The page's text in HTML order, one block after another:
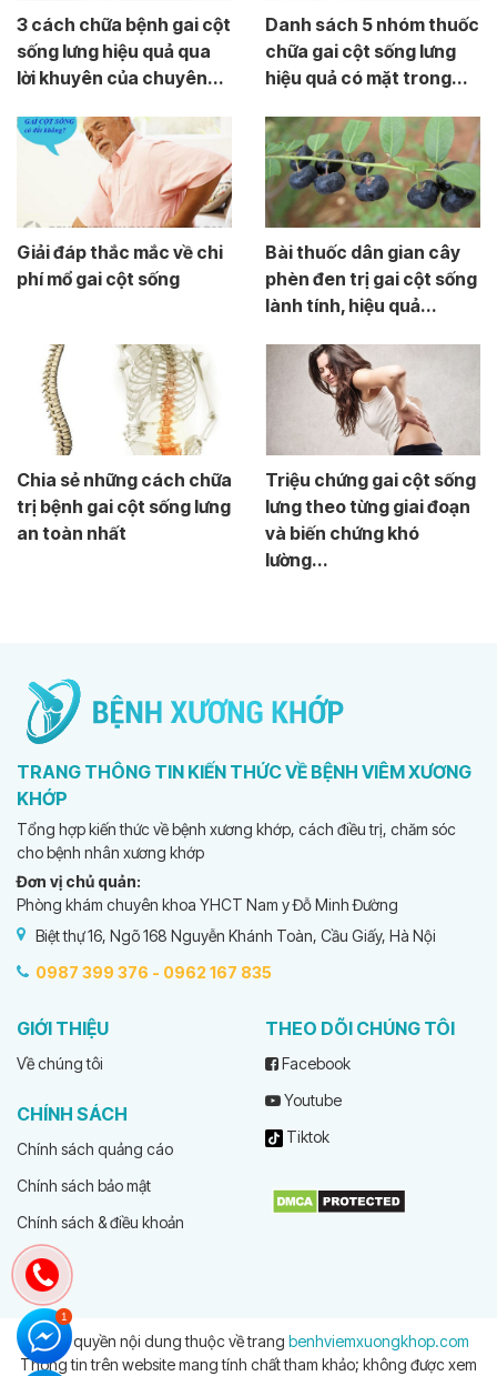
3 cách chữa bệnh gai cột
sống lưng hiệu quả qua
lời khuyên của chuyên...
Danh sách 5 nhóm thuốc
chữa gai cột sống lưng
hiệu quả có mặt trong...
Giải đáp thắc mắc về chi
phí mổ gai cột sống
Bài thuốc dân gian cây
phèn đen trị gai cột sống
lành tính, hiệu quả...
Chia sẻ những cách chữa
trị bệnh gai cột sống lưng
an toàn nhất
Triệu chứng gai cột sống
lưng theo từng giai đoạn
và biến chứng khó
lường...
TRANG THÔNG TIN KIẾN THỨC VỀ BỆNH VIÊM XƯƠNG
KHỚP
Tổng hợp kiến thức về bệnh xương khớp, cách điều trị, chăm sóc
cho bệnh nhân xương khớp
Đơn vị chủ quản:
Phòng khám chuyên khoa YHCT Nam y Đỗ Minh Đường
Biệt thự 16, Ngõ 168 Nguyễn Khánh Toàn, Cầu Giấy, Hà Nội
0987 399 376 - 0962 167 835
GIỚI THIỆU
Về chúng tôi
CHÍNH SÁCH
Chính sách quảng cáo
Chính sách bảo mật
Chính sách & điều khoản
THEO DÕI CHÚNG TÔI
Facebook
Youtube
Tiktok
© Bản quyền nội dung thuộc về trang benhviemxuongkhop.com
Thông tin trên website mang tính chất tham khảo; không được xem